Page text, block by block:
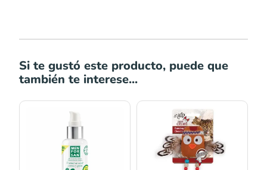
Si te gustó este producto, puede que
también te interese...